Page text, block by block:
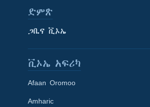
ድምጽ
ጋቢና ቪኦኤ
ቪኦኤ አፍሪካ
Afaan Oromoo
Amharic